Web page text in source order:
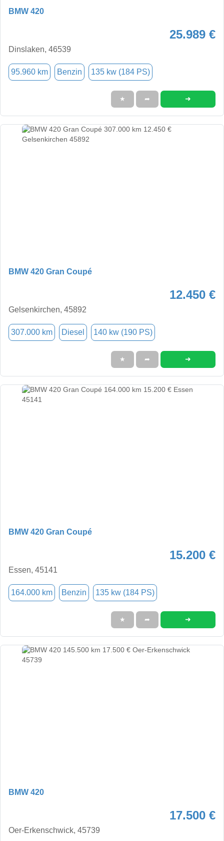
BMW 420
25.989 €
Dinslaken, 46539
95.960 km Benzin 135 kw (184 PS)
★ ➦ ➜
BMW 420 Gran Coupé
12.450 €
Gelsenkirchen, 45892
307.000 km Diesel 140 kw (190 PS)
★ ➦ ➜
BMW 420 Gran Coupé
15.200 €
Essen, 45141
164.000 km Benzin 135 kw (184 PS)
★ ➦ ➜
BMW 420
17.500 €
Oer-Erkenschwick, 45739